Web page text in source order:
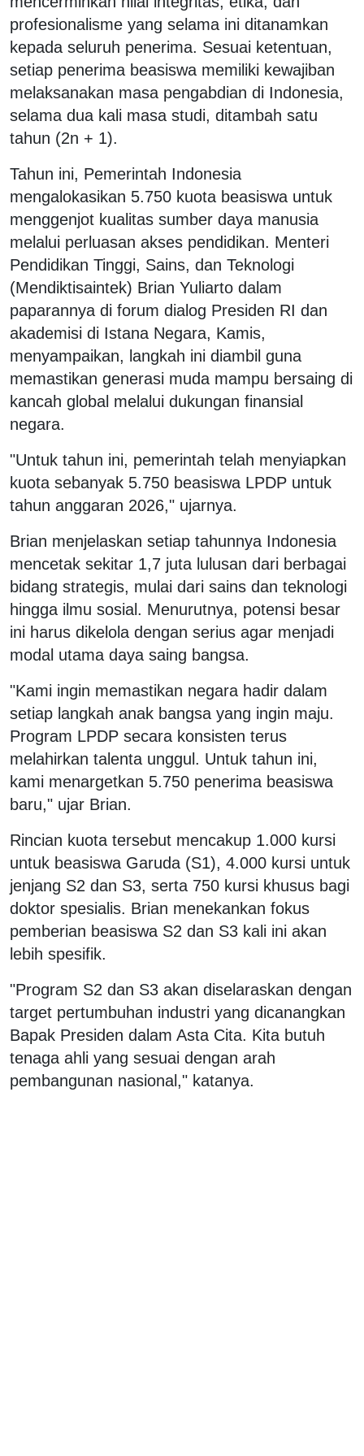
profesionalisme yang selama ini ditanamkan
kepada seluruh penerima. Sesuai ketentuan,
setiap penerima beasiswa memiliki kewajiban
melaksanakan masa pengabdian di Indonesia,
selama dua kali masa studi, ditambah satu
tahun (2n + 1).
Tahun ini, Pemerintah Indonesia
mengalokasikan 5.750 kuota beasiswa untuk
menggenjot kualitas sumber daya manusia
melalui perluasan akses pendidikan. Menteri
Pendidikan Tinggi, Sains, dan Teknologi
(Mendiktisaintek) Brian Yuliarto dalam
paparannya di forum dialog Presiden RI dan
akademisi di Istana Negara, Kamis,
menyampaikan, langkah ini diambil guna
memastikan generasi muda mampu bersaing di
kancah global melalui dukungan finansial
negara.
"Untuk tahun ini, pemerintah telah menyiapkan
kuota sebanyak 5.750 beasiswa LPDP untuk
tahun anggaran 2026," ujarnya.
Brian menjelaskan setiap tahunnya Indonesia
mencetak sekitar 1,7 juta lulusan dari berbagai
bidang strategis, mulai dari sains dan teknologi
hingga ilmu sosial. Menurutnya, potensi besar
ini harus dikelola dengan serius agar menjadi
modal utama daya saing bangsa.
"Kami ingin memastikan negara hadir dalam
setiap langkah anak bangsa yang ingin maju.
Program LPDP secara konsisten terus
melahirkan talenta unggul. Untuk tahun ini,
kami menargetkan 5.750 penerima beasiswa
baru," ujar Brian.
Rincian kuota tersebut mencakup 1.000 kursi
untuk beasiswa Garuda (S1), 4.000 kursi untuk
jenjang S2 dan S3, serta 750 kursi khusus bagi
doktor spesialis. Brian menekankan fokus
pemberian beasiswa S2 dan S3 kali ini akan
lebih spesifik.
"Program S2 dan S3 akan diselaraskan dengan
target pertumbuhan industri yang dicanangkan
Bapak Presiden dalam Asta Cita. Kita butuh
tenaga ahli yang sesuai dengan arah
pembangunan nasional," katanya.